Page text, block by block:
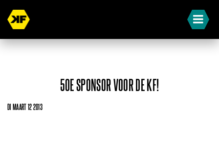
50E SPONSOR VOOR DE KF!
DI MAART 12 2013